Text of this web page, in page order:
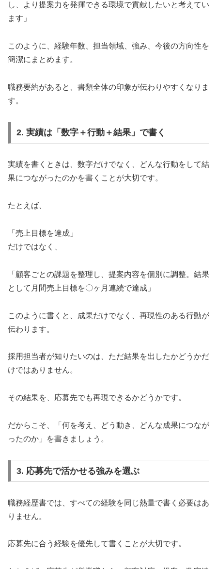
し、より提案力を発揮できる環境で貢献したいと考えてい
ます」
このように、経験年数、担当領域、強み、今後の方向性を
簡潔にまとめます。
職務要約があると、書類全体の印象が伝わりやすくなりま
す。
2. 実績は「数字＋行動＋結果」で書く
実績を書くときは、数字だけでなく、どんな行動をして結
果につながったのかを書くことが大切です。
たとえば、
「売上目標を達成」
だけではなく、
「顧客ごとの課題を整理し、提案内容を個別に調整。結果
として月間売上目標を〇ヶ月連続で達成」
このように書くと、成果だけでなく、再現性のある行動が
伝わります。
採用担当者が知りたいのは、ただ結果を出したかどうかだ
けではありません。
その結果を、応募先でも再現できるかどうかです。
だからこそ、「何を考え、どう動き、どんな成果につなが
ったのか」を書きましょう。
3. 応募先で活かせる強みを選ぶ
職務経歴書では、すべての経験を同じ熱量で書く必要はあ
りません。
応募先に合う経験を優先して書くことが大切です。